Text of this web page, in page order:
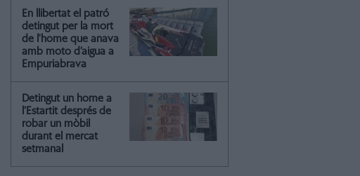
En llibertat el patró
detingut per la mort
de l'home que anava
amb moto d’aigua a
Empuriabrava
Detingut un home a
l’Estartit després de
robar un mòbil
durant el mercat
setmanal